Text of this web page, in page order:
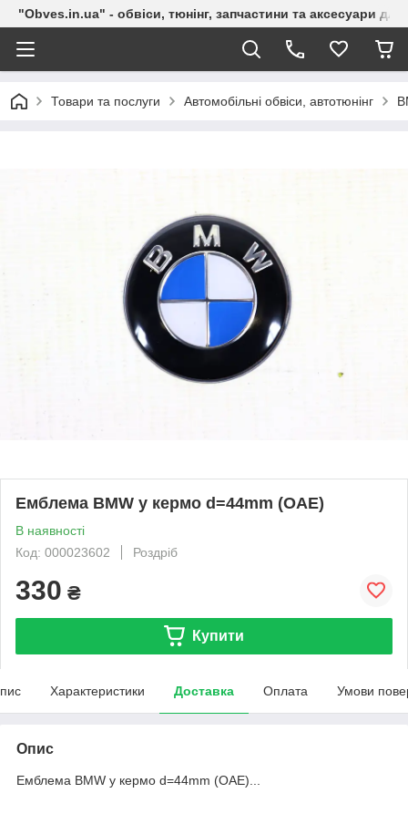
"Obves.in.ua" - обвіси, тюнінг, запчастини та аксесуари
Товари та послуги Автомобільні обвіси, автотюнінг
Емблема BMW у кермо d=44mm (ОАЕ)
В наявності
Код: 000023602
Роздріб
330 ₴
Купити
Характеристики Доставка Оплата Умови
Опис
Емблема BMW у кермо d=44mm (ОАЕ)...